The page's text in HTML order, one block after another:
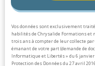
Vos données sont exclusivement
habilités de Chrysalide Formations et
trois ans à compter de leur collecte
émanant de votre part (demande de
Informatique et Libertés » du 6
Protection des Données du 27 avril